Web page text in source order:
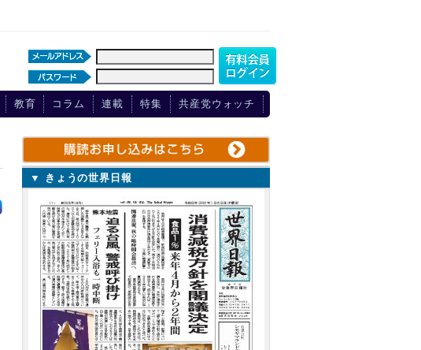
教育 コラム 連載 特集 共産党ウォッチ
▼ きょうの世界日報